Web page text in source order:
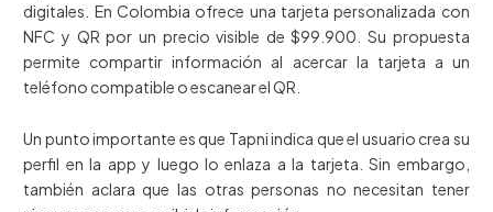
digitales. En Colombia ofrece una tarjeta personalizada con
NFC y QR por un precio visible de $99.900. Su propuesta
permite compartir información al acercar la tarjeta a un
teléfono compatible o escanear el QR.
Un punto importante es que Tapni indica que el usuario crea su
perfil en la app y luego lo enlaza a la tarjeta. Sin embargo,
también aclara que las otras personas no necesitan tener